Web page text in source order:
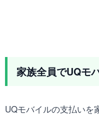
家族全員でUQモ
UQモバイルの支払いを